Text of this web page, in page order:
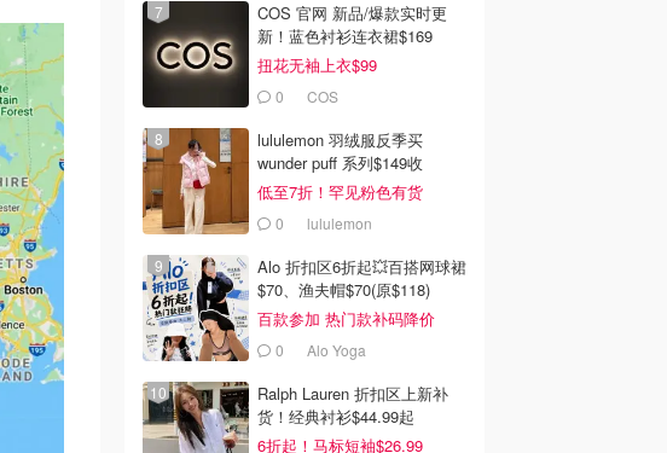
COS 官网 新品/爆款实时更
新！蓝色衬衫连衣裙$169
扭花无袖上衣$99
0 COS
lululemon 羽绒服反季买
wunder puff 系列$149收
低至7折！罕见粉色有货
0 lululemon
Alo 折扣区6折起💥百搭网球裙
$70、渔夫帽$70(原$118)
百款参加 热门款补码降价
0 Alo Yoga
Ralph Lauren 折扣区上新补
货！经典衬衫$44.99起
6折起！马标短袖$26.99